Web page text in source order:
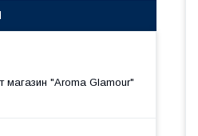
магазин "Aroma Glamour"